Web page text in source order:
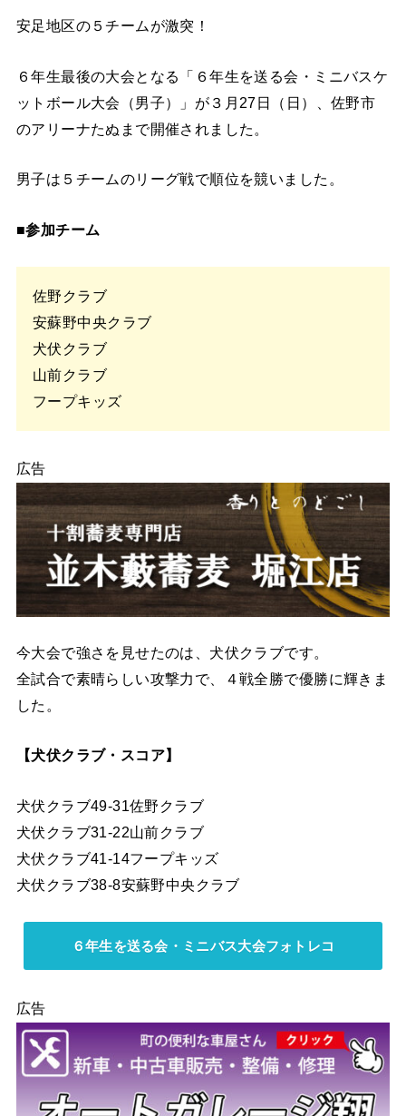
安足地区の５チームが激突！
６年生最後の大会となる「６年生を送る会・ミニバスケ
ットボール大会（男子）」が３月27日（日）、佐野市
のアリーナたぬまで開催されました。
男子は５チームのリーグ戦で順位を競いました。
■参加チーム
佐野クラブ
安蘇野中央クラブ
犬伏クラブ
山前クラブ
フープキッズ
広告
今大会で強さを見せたのは、犬伏クラブです。
全試合で素晴らしい攻撃力で、４戦全勝で優勝に輝きま
した。
【犬伏クラブ・スコア】
犬伏クラブ49-31佐野クラブ
犬伏クラブ31-22山前クラブ
犬伏クラブ41-14フープキッズ
犬伏クラブ38-8安蘇野中央クラブ
６年生を送る会・ミニバス大会フォトレコ
広告